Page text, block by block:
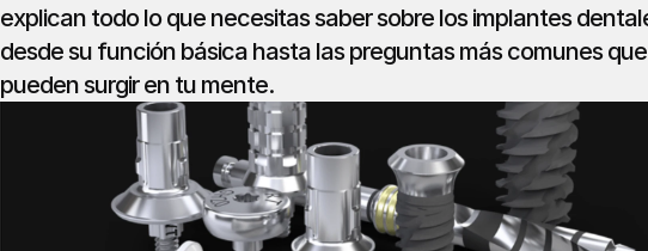
explican todo lo que necesitas saber sobre los implantes
desde su función básica hasta las preguntas más comunes que
pueden surgir en tu mente.